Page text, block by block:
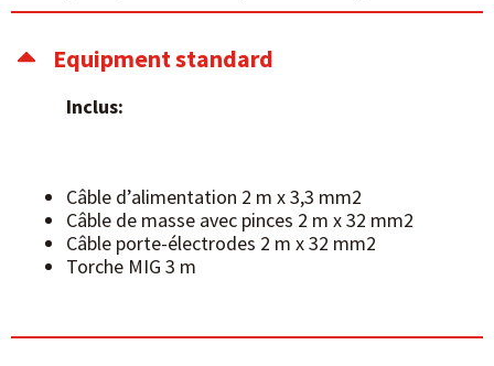
Equipment standard
Inclus:
Câble d’alimentation 2 m x 3,3 mm2
Câble de masse avec pinces 2 m x 32 mm2
Câble porte-électrodes 2 m x 32 mm2
Torche MIG 3 m